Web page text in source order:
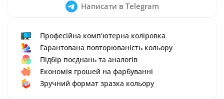
Написати в Telegram
Професійна комп'ютерна коліровка
Гарантована повторюваність кольору
Підбір поєднань та аналогів
Економія грошей на фарбуванні
Зручний формат зразка кольору